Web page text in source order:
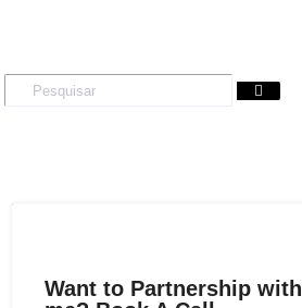
Want to Partnership with